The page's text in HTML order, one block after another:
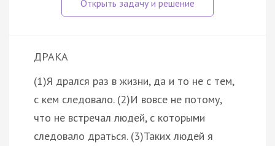
ДРАКА
(1)Я дрался раз в жизни, да и то не с тем,
с кем следовало. (2)И вовсе не потому,
что не встречал людей, с которыми
следовало драться. (3)Таких людей я